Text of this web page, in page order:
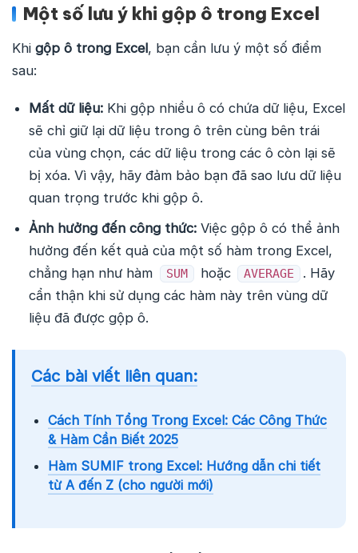
Một số lưu ý khi gộp ô trong Excel
Khi gộp ô trong Excel, bạn cần lưu ý một số điểm
sau:
Mất dữ liệu: Khi gộp nhiều ô có chứa dữ liệu, Excel
sẽ chỉ giữ lại dữ liệu trong ô trên cùng bên trái
của vùng chọn, các dữ liệu trong các ô còn lại sẽ
bị xóa. Vì vậy, hãy đảm bảo bạn đã sao lưu dữ liệu
quan trọng trước khi gộp ô.
Ảnh hưởng đến công thức: Việc gộp ô có thể ảnh
hưởng đến kết quả của một số hàm trong Excel,
chẳng hạn như hàm
SUM hoặc AVERAGE
. Hãy
cẩn thận khi sử dụng các hàm này trên vùng dữ
liệu đã được gộp ô.
Các bài viết liên quan:
Cách Tính Tổng Trong Excel: Các Công Thức
& Hàm Cần Biết 2025
Hàm SUMIF trong Excel: Hướng dẫn chi tiết
từ A đến Z (cho người mới)